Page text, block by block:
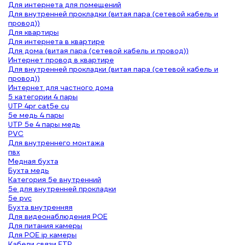
Для интернета для помещений
Для внутренней прокладки (витая пара (сетевой кабель и
провод))
Для квартиры
Для интернета в квартире
Для дома (витая пара (сетевой кабель и провод))
Интернет провод в квартире
Для внутренней прокладки (витая пара (сетевой кабель и
провод))
Интернет для частного дома
5 категории 4 пары
UTP 4pr cat5e cu
5е медь 4 пары
UTP 5e 4 пары медь
PVC
Для внутреннего монтажа
пвх
Медная бухта
Бухта медь
Категория 5е внутренний
5е для внутренней прокладки
5е pvc
Бухта внутренняя
Для видеонаблюдения POE
Для питания камеры
Для POE ip камеры